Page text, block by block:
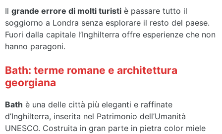
Il grande errore di molti turisti è passare tutto il
soggiorno a Londra senza esplorare il resto del paese.
Fuori dalla capitale l’Inghilterra offre esperienze che non
hanno paragoni.
Bath: terme romane e architettura
georgiana
Bath è una delle città più eleganti e raffinate
d’Inghilterra, inserita nel Patrimonio dell’Umanità
UNESCO. Costruita in gran parte in pietra color miele